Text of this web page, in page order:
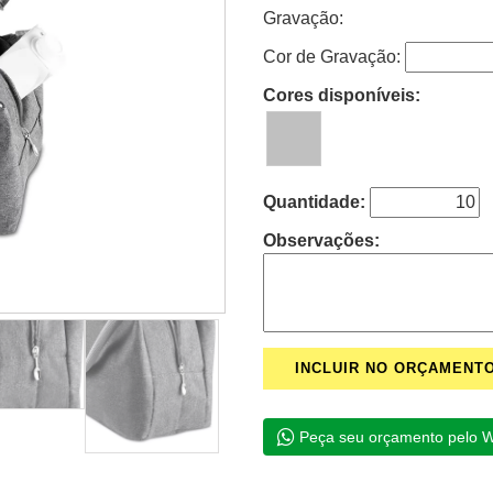
Gravação:
Cor de Gravação:
Cores disponíveis:
Quantidade:
Observações:
Peça seu orçamento pelo